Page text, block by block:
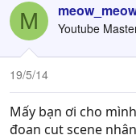
M Youtube
19/5/14
Mấy bạn ơi cho
đoạn cut scene